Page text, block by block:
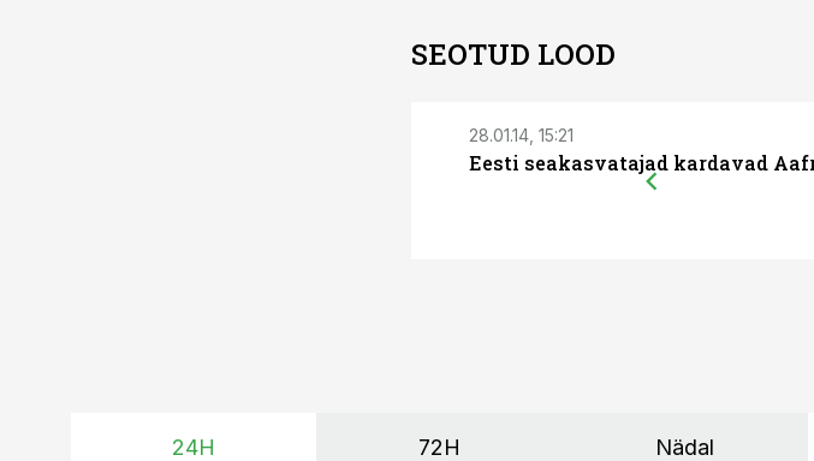
SEOTUD LOOD
28.01.14, 15:21
Eesti seakasvatajad kardavad
24H 72H Nädal